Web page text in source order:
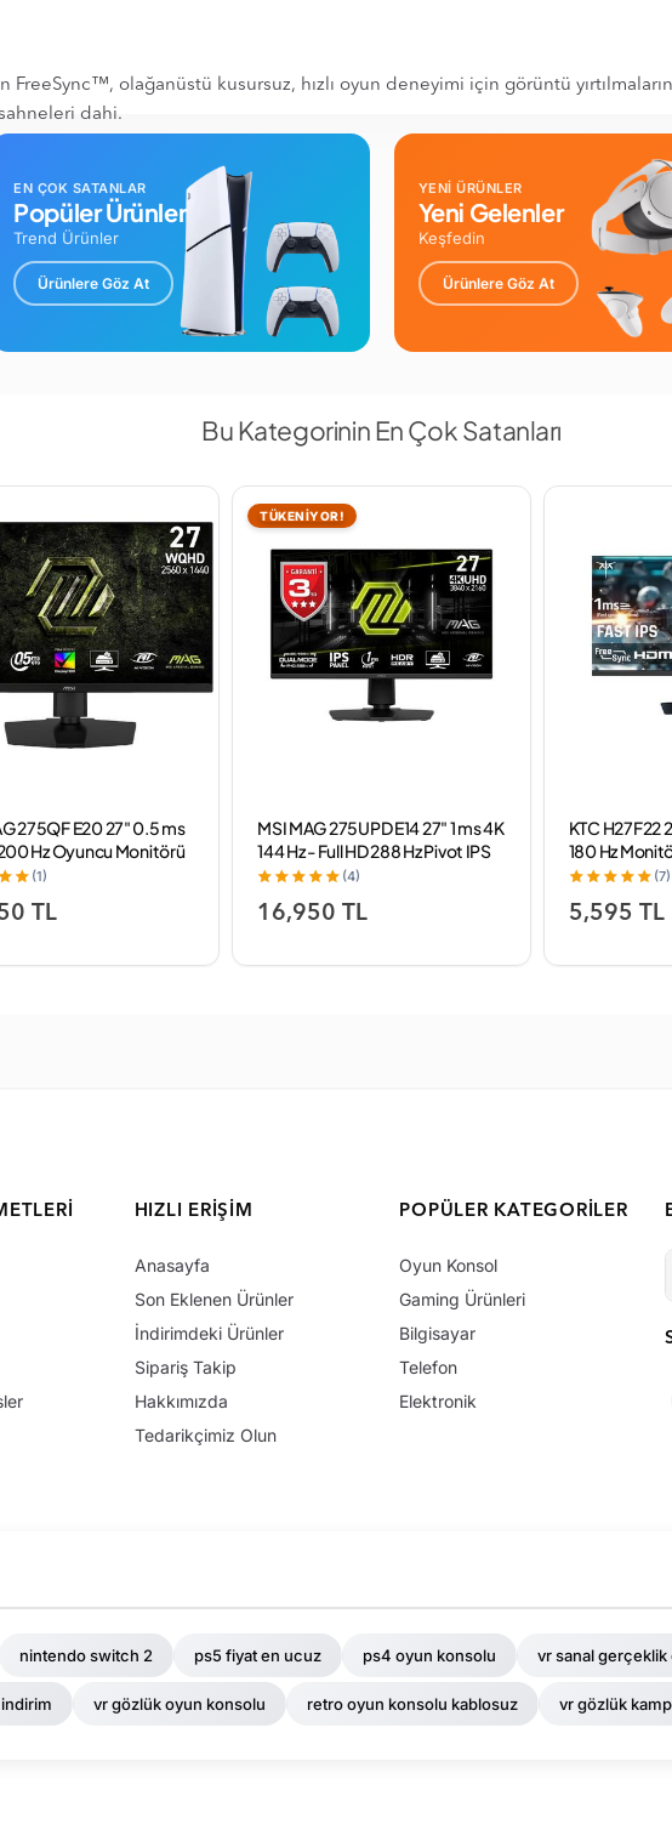
olağanüstü kusursuz, hızlı oyun deneyimi için görüntü
dahi.
EN ÇOK SATANLAR
Popüler Ürünler
Trend Ürünler
Ürünlere Göz At
YENİ ÜRÜNLER
Yeni Gelenler
Keşfedin
Ürünlere Göz At
Bu Kategorinin En Çok Satanları
275QF E20 27" 0.5 ms
Hz Oyuncu Monitörü
(1)
TL
TÜKENİYOR!
MSI MAG 275UPD E14 27" 1 ms 4K
144 Hz - Full HD 288 Hz Pivot IPS
Oyuncu Monitörü
(4)
16,950 TL
KTC H27F22
180 Hz
(7)
5,595 TL
HIZLI ERIŞIM
Anasayfa
Son Eklenen Ürünler
İndirimdeki Ürünler
Sipariş Takip
Hakkımızda
Tedarikçimiz Olun
POPÜLER KATEGORILER
Oyun Konsol
Gaming Ürünleri
Bilgisayar
Telefon
Elektronik
nintendo switch 2 ps5 fiyat en ucuz ps4 oyun konsolu vr sanal gerçeklik
vr gözlük oyun konsolu retro oyun konsolu kablosuz vr gözlük